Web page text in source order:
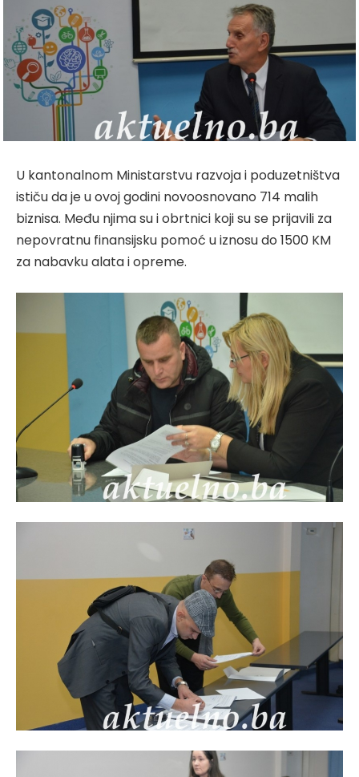
U kantonalnom Ministarstvu razvoja i poduzetništva
ističu da je u ovoj godini novoosnovano 714 malih
biznisa. Među njima su i obrtnici koji su se prijavili za
nepovratnu finansijsku pomoć u iznosu do 1500 KM
za nabavku alata i opreme.